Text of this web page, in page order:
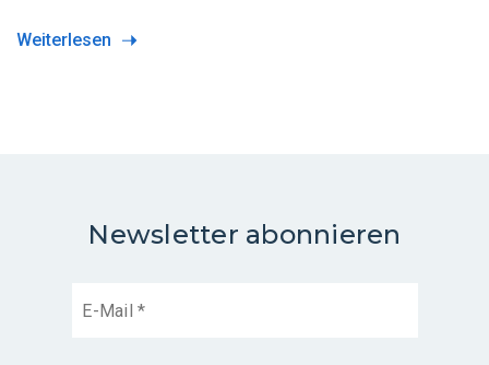
Weiterlesen
Newsletter abonnieren